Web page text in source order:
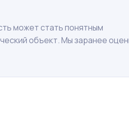
может стать понятным
объект. Мы заранее